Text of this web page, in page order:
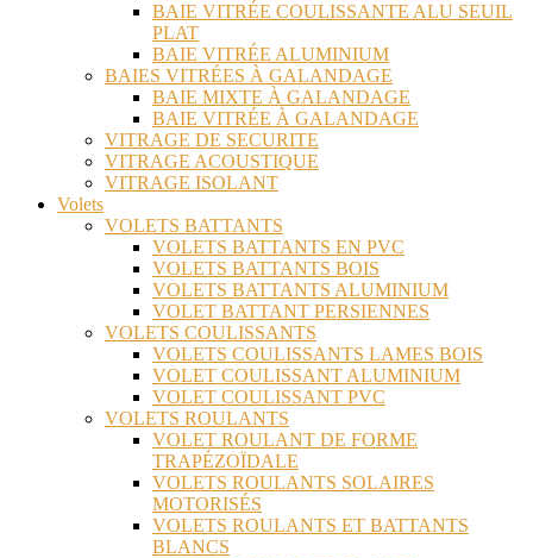
BAIE VITRÉE COULISSANTE ALU SEUIL
PLAT
BAIE VITRÉE ALUMINIUM
BAIES VITRÉES À GALANDAGE
BAIE MIXTE À GALANDAGE
BAIE VITRÉE À GALANDAGE
VITRAGE DE SECURITE
VITRAGE ACOUSTIQUE
VITRAGE ISOLANT
Volets
VOLETS BATTANTS
VOLETS BATTANTS EN PVC
VOLETS BATTANTS BOIS
VOLETS BATTANTS ALUMINIUM
VOLET BATTANT PERSIENNES
VOLETS COULISSANTS
VOLETS COULISSANTS LAMES BOIS
VOLET COULISSANT ALUMINIUM
VOLET COULISSANT PVC
VOLETS ROULANTS
VOLET ROULANT DE FORME
TRAPÉZOÏDALE
VOLETS ROULANTS SOLAIRES
MOTORISÉS
VOLETS ROULANTS ET BATTANTS
BLANCS